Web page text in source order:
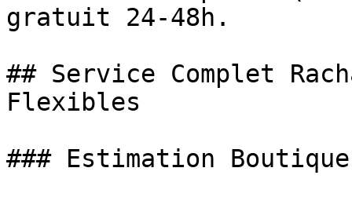
gratuit 24-48h.
## Service Complet
Flexibles
### Estimation